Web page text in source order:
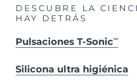
DESCUBRE LA
HAY DETRÁS
Pulsaciones T-SonicTM
Silicona ultra higiénica